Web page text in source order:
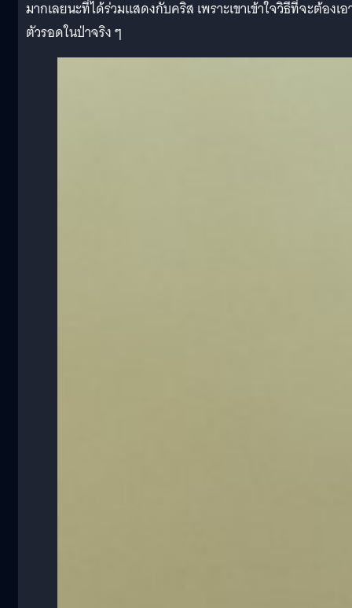
มากเลยนะที่ได้ร่วมแสดงกับคริส เพราะเขาเข้าใจวิธีที่จะต้องเอ
ตัวรอดในป่าจริง ๆ